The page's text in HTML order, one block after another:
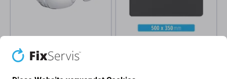
ESD-Antistatik-Schutzbrille
(Transparent)